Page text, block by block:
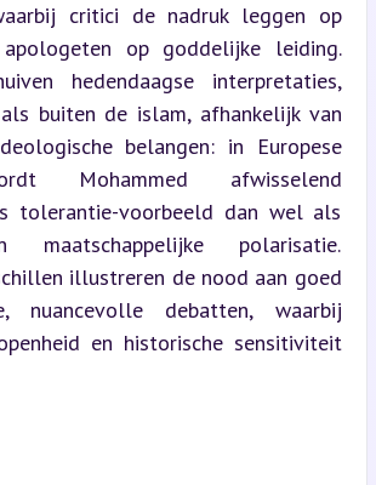
critici de nadruk leggen op
apologeten op goddelijke leiding.
hedendaagse interpretaties,
buiten de islam, afhankelijk van
belangen: in Europese
Mohammed afwisselend
tolerantie-voorbeeld dan wel als
maatschappelijke polarisatie.
illustreren de nood aan goed
nuancevolle debatten, waarbij
en historische sensitiviteit